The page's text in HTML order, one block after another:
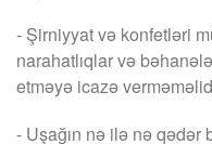
- Şirniyyat və konfetləri
narahatlıqlar və
etməyə icazə
- Uşağın nə ilə nə